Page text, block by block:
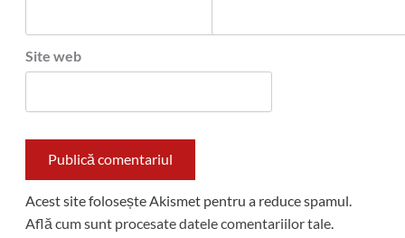
Site web
Acest site folosește Akismet pentru a reduce spamul.
Află cum sunt procesate datele comentariilor tale.